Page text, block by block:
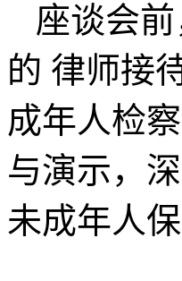
座谈会
的 律师接
成年人检
与演示，
未成年人